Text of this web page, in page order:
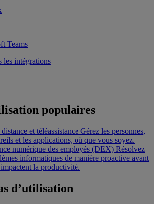
Teams
les intégrations
populaires
et téléassistance Gérez les personnes,
et les applications, où que vous soyez.
numérique des employés (DEX) Résolvez
informatiques de manière proactive avant
la productivité.
d’utilisation